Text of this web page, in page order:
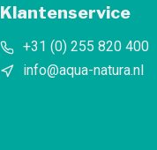
Klantenservice
+31 (0) 255 820 400
info@aqua-natura.nl